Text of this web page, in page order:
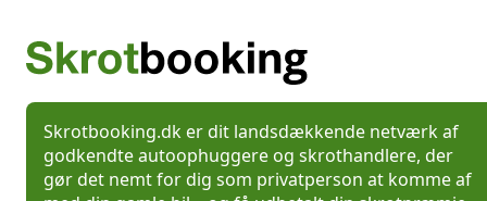
Skrotbooking.dk er dit landsdækkende netværk af
godkendte autoophuggere og skrothandlere, der
gør det nemt for dig som privatperson at komme af